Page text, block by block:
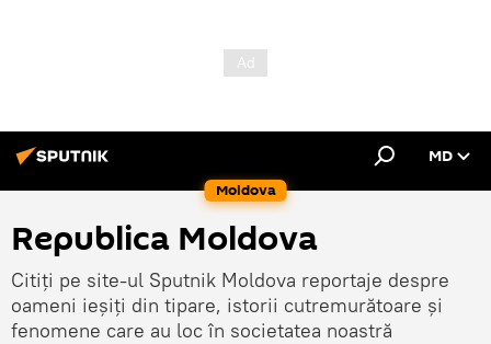
Moldova
MD
Republica Moldova
Citiți pe site-ul Sputnik Moldova reportaje despre
oameni ieșiți din tipare, istorii cutremurătoare și
fenomene care au loc în societatea noastră